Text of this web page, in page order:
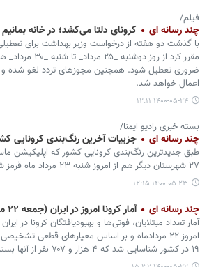
فیلم/
چند رسانه ای کرونای دلتا می‌کشد؛ در خانه بمانیم
با گذشت دو هفته از درخواست وزیر بهداشت برای تعطیلی
مقرر کرد از
اعمال خواهد شد.
۱۴۰۰-۰۵-۲۴ ۱۲:۱۱
بسته خبری رادیو ایمنا/
چند رسانه ای جزییات آخرین رنگ‌بندی کرونایی کشور ۲۳
طبق جدیدترین رنگ‌بندی کرونایی کشور که اپلیکیشن
۲۷ شهرستان‌ دیگر هم از امروز شنبه ۲۳ مرداد ماه قرمز شد.
۱۴۰۰-۰۵-۲۳ ۱۲:۱۵
چند رسانه ای آمار کرونا امروز در ایران (جمعه ۲۲ مرداد ۱۴۰۰) + وضعیت شهرهای کشور
۱۹ در کشور شناسایی شد که ۴ هزار و ۷۰۷ نفر از آنها بستری شدند.